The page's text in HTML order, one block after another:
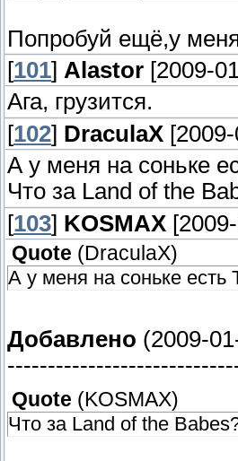
Попробуй ещё,у
[101] Alastor [2009-
Ага, грузится.
[102] DraculaX
А у меня на соньке
Что за Land of the
[103] KOSMAX
Quote ( DraculaX)
А у меня на соньке есть
Добавлено (2009-
Quote (KOSMAX)
Что за Land of the